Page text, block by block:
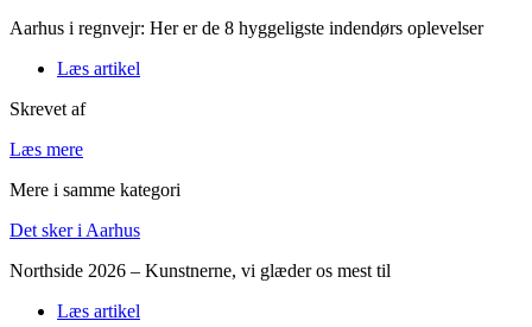
Aarhus i regnvejr: Her er de 8 hyggeligste indendørs oplevelser
Læs artikel
Skrevet af
Læs mere
Mere i samme kategori
Det sker i Aarhus
Northside 2026 – Kunstnerne, vi glæder os mest til
Læs artikel